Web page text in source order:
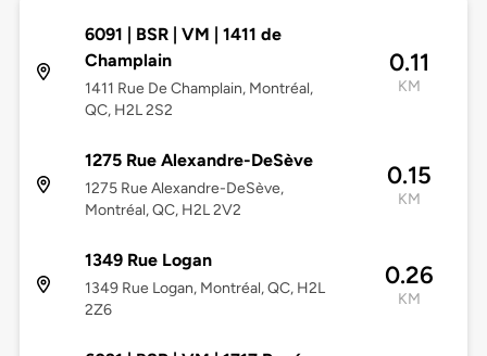
6091 | BSR | VM | 1411 de
Champlain
1411 Rue De Champlain, Montréal,
QC, H2L 2S2
0.11
KM
1275 Rue Alexandre-DeSève
1275 Rue Alexandre-DeSève,
Montréal, QC, H2L 2V2
0.15
KM
1349 Rue Logan
1349 Rue Logan, Montréal, QC, H2L
2Z6
0.26
KM